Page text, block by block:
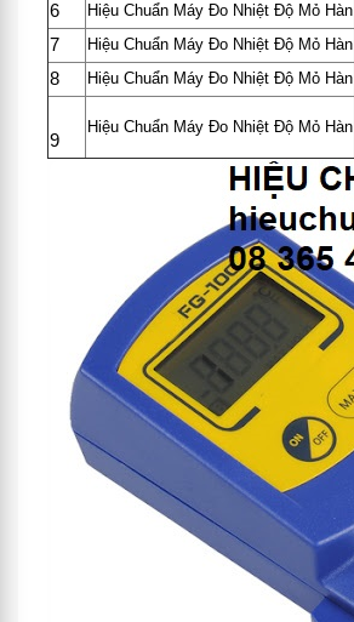
6 Hiệu Chuẩn Máy Đo Nhiệt Độ Mỏ Hàn
7 Hiệu Chuẩn Máy Đo Nhiệt Độ Mỏ Hàn
8 Hiệu Chuẩn Máy Đo Nhiệt Độ Mỏ Hàn
9
Hiệu Chuẩn Máy Đo Nhiệt Độ Mỏ Hàn